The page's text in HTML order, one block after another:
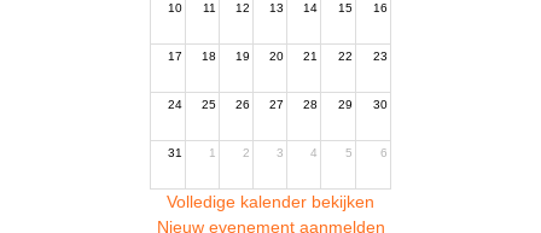
10 11 12 13 14 15 16
17 18 19 20 21 22 23
24 25 26 27 28 29 30
31 1 2 3 4 5 6
Volledige kalender bekijken
Nieuw evenement aanmelden